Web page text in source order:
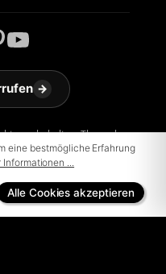
vorbehalten. Theme by
→
eine bestmögliche Erfahrung
Informationen ...
Alle Cookies akzeptieren